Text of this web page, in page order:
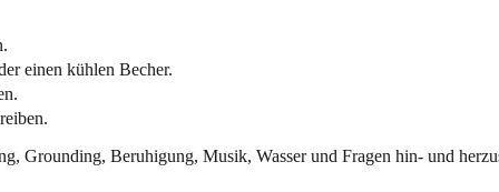
einen kühlen Becher.
Grounding, Beruhigung, Musik, Wasser und Fragen hin- und